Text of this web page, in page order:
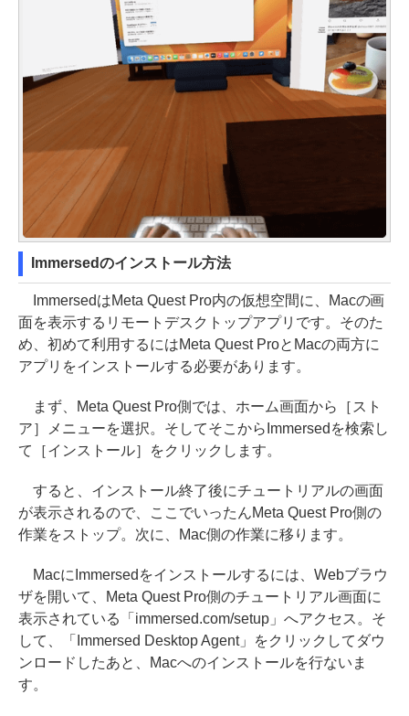
Immersedのインストール方法
ImmersedはMeta Quest Pro内の仮想空間に、Macの画
面を表示するリモートデスクトップアプリです。そのた
め、初めて利用するにはMeta Quest ProとMacの両方に
アプリをインストールする必要があります。
まず、Meta Quest Pro側では、ホーム画面から［スト
ア］メニューを選択。そしてそこからImmersedを検索し
て［インストール］をクリックします。
すると、インストール終了後にチュートリアルの画面
が表示されるので、ここでいったんMeta Quest Pro側の
作業をストップ。次に、Mac側の作業に移ります。
MacにImmersedをインストールするには、Webブラウ
ザを開いて、Meta Quest Pro側のチュートリアル画面に
表示されている「immersed.com/setup」へアクセス。そ
して、「Immersed Desktop Agent」をクリックしてダウ
ンロードしたあと、Macへのインストールを行ないま
す。